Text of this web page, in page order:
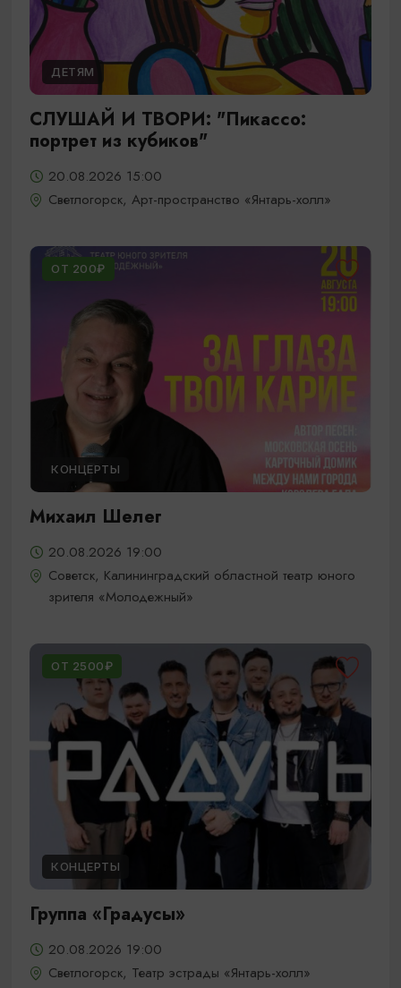
ДЕТЯМ
СЛУШАЙ И ТВОРИ: "Пикассо:
портрет из кубиков"
20.08.2026 15:00
Светлогорск, Арт-пространство «Янтарь-холл»
ОТ 200₽
КОНЦЕРТЫ
Михаил Шелег
20.08.2026 19:00
Советск, Калининградский областной театр юного
зрителя «Молодежный»
ОТ 2500₽
КОНЦЕРТЫ
Группа «Градусы»
20.08.2026 19:00
Светлогорск, Театр эстрады «Янтарь-холл»